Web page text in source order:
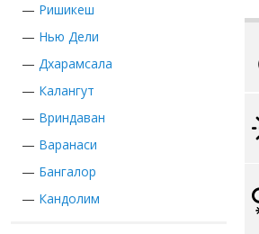
— Ришикеш
— Нью Дели
— Дхарамсала
— Калангут
— Вриндаван
— Варанаси
— Бангалор
— Кандолим